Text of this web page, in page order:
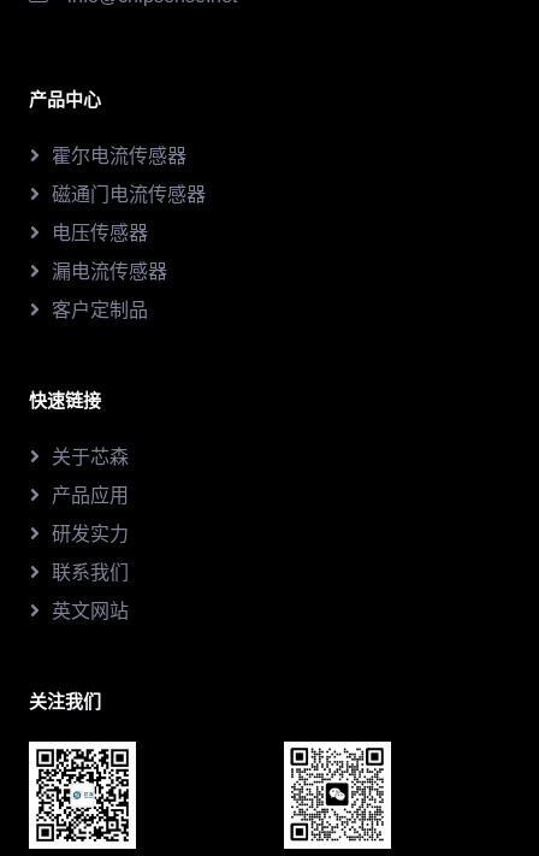
产品中心
霍尔电流传感器
磁通门电流传感器
电压传感器
漏电流传感器
客户定制品
快速链接
关于芯森
产品应用
研发实力
联系我们
英文网站
关注我们